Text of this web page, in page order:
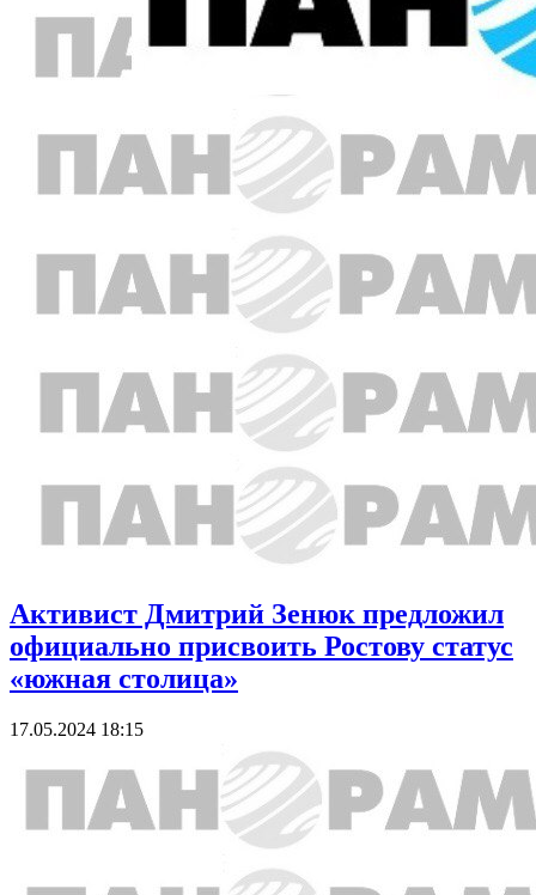
Активист Дмитрий Зенюк предложил
официально присвоить Ростову статус
«южная столица»
17.05.2024 18:15